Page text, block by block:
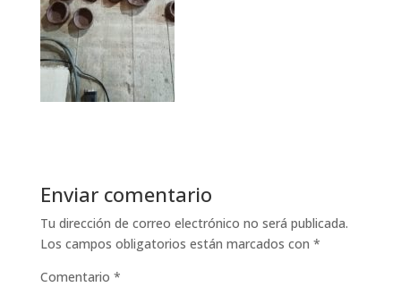
Enviar comentario
Tu dirección de correo electrónico no será publicada.
Los campos obligatorios están marcados con *
Comentario *